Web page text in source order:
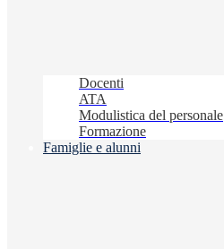
Docenti
ATA
Modulistica del personale
Formazione
Famiglie e alunni